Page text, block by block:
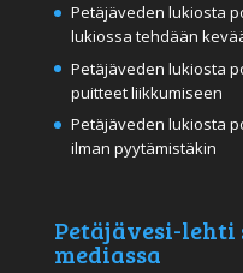
Petäjäveden lukiosta
lukiossa tehdään
Petäjäveden lukiosta
puitteet liikkumiseen
Petäjäveden lukiosta
ilman pyytämistäkin
Petäjävesi-lehti
mediassa